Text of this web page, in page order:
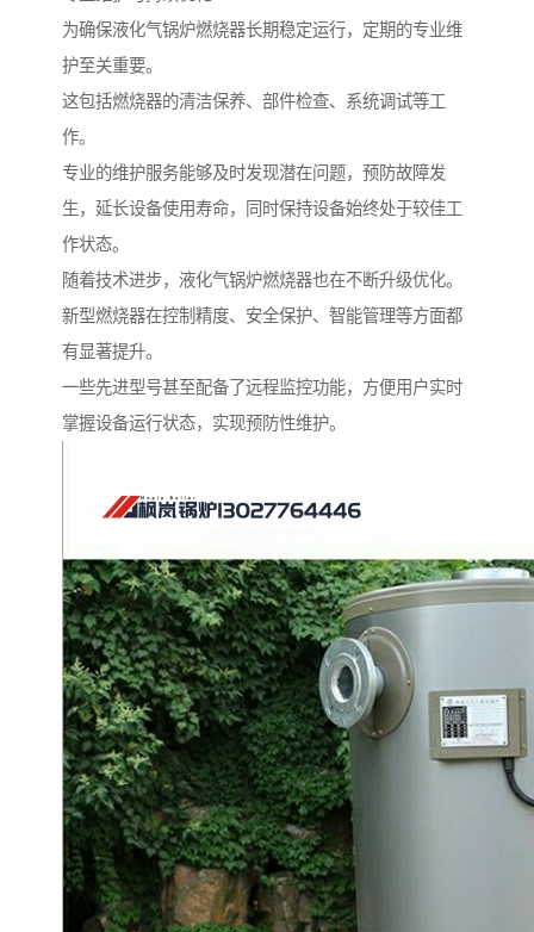
为确保液化气锅炉燃烧器长期稳定运行，定期的专业维
护至关重要。
这包括燃烧器的清洁保养、部件检查、系统调试等工
作。
专业的维护服务能够及时发现潜在问题，预防故障发
生，延长设备使用寿命，同时保持设备始终处于较佳工
作状态。
随着技术进步，液化气锅炉燃烧器也在不断升级优化。
新型燃烧器在控制精度、安全保护、智能管理等方面都
有显著提升。
一些先进型号甚至配备了远程监控功能，方便用户实时
掌握设备运行状态，实现预防性维护。